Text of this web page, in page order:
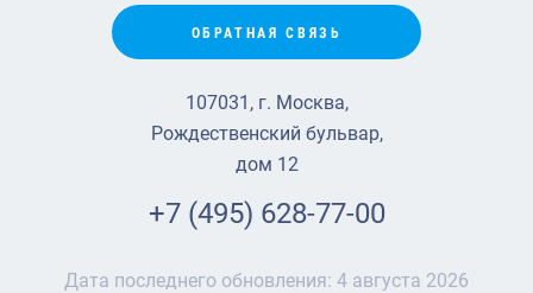
ОБРАТНАЯ СВЯЗЬ
107031, г. Москва,
Рождественский бульвар,
дом 12
+7 (495) 628-77-00
Дата последнего обновления: 4 августа 2026